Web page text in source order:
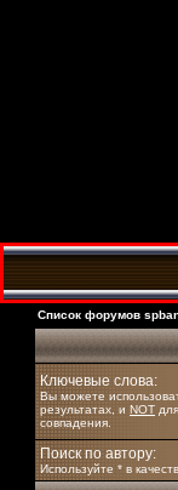
Список форумов
Ключевые слова:
Вы можете
результатах, и NOT
совпадения.
Поиск по автору:
Используйте * в